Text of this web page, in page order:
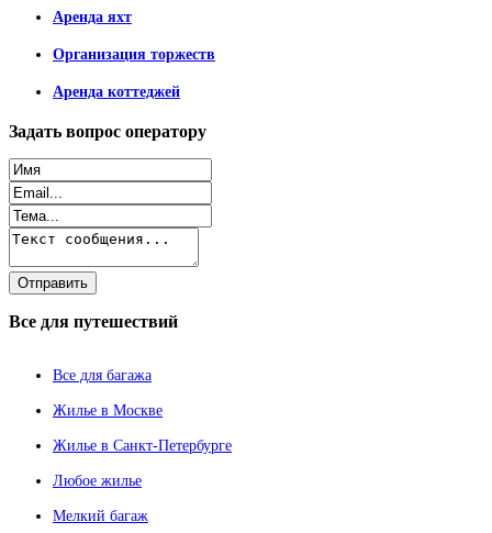
Аренда яхт
Организация торжеств
Аренда коттеджей
Задать вопрос оператору
Все для путешествий
Все для багажа
Жилье в Москве
Жилье в Санкт-Петербурге
Любое жилье
Мелкий багаж